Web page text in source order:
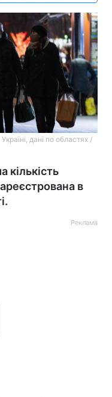
дані по областях /
кількість
в
Реклама